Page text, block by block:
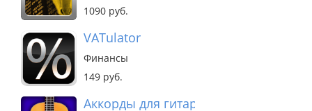
1090 руб.
VATulator
Финансы
149 руб.
Аккорды для гитары lite